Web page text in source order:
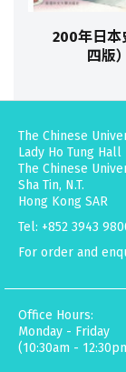
200年日本
四版）
The Chinese
Lady Ho Tung Hall
The Chinese
Sha Tin, N.T.
Hong Kong SAR
Tel: +852 3943
For order and
Office Hours:
Monday - Friday
(10:30am -